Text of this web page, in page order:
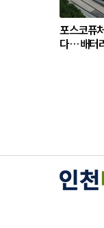
포스코퓨
다… 배터